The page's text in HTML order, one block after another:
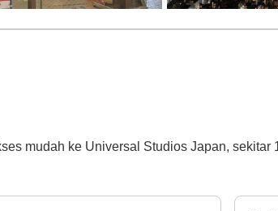
mudah ke Universal Studios Japan,